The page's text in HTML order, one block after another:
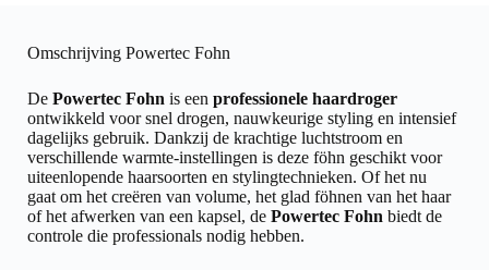
Omschrijving Powertec Fohn
De Powertec Fohn is een professionele haardroger
ontwikkeld voor snel drogen, nauwkeurige styling en intensief
dagelijks gebruik. Dankzij de krachtige luchtstroom en
verschillende warmte-instellingen is deze föhn geschikt voor
uiteenlopende haarsoorten en stylingtechnieken. Of het nu
gaat om het creëren van volume, het glad föhnen van het haar
of het afwerken van een kapsel, de Powertec Fohn biedt de
controle die professionals nodig hebben.